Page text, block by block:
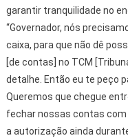
garantir tranquilidade no
“Governador, nós
caixa, para que não dê
[de contas] no TCM
detalhe. Então eu te peço
Queremos que chegue
fechar nossas contas com
a autorização ainda